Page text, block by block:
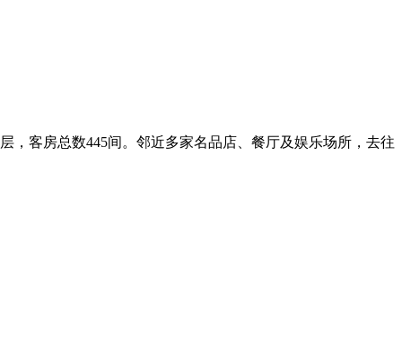
客房总数445间。邻近多家名品店、餐厅及娱乐场所，去往